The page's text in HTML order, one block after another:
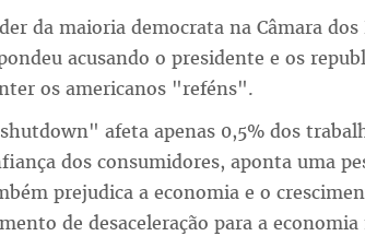
da maioria democrata na Câmara
acusando o presidente e os
os americanos "reféns".
afeta apenas 0,5% dos
dos consumidores, aponta uma
prejudica a economia e o
de desaceleração para a